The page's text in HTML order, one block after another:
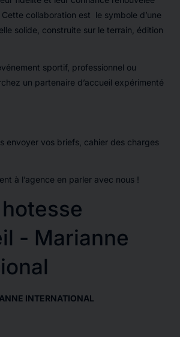
collaboration est le symbole d’une
solide, construite sur le terrain, édition
sportif, professionnel ou
un partenaire d’accueil expérimenté
envoyer vos briefs, cahier des charges
à l’agence en parler avec nous !
- Marianne
INTERNATIONAL